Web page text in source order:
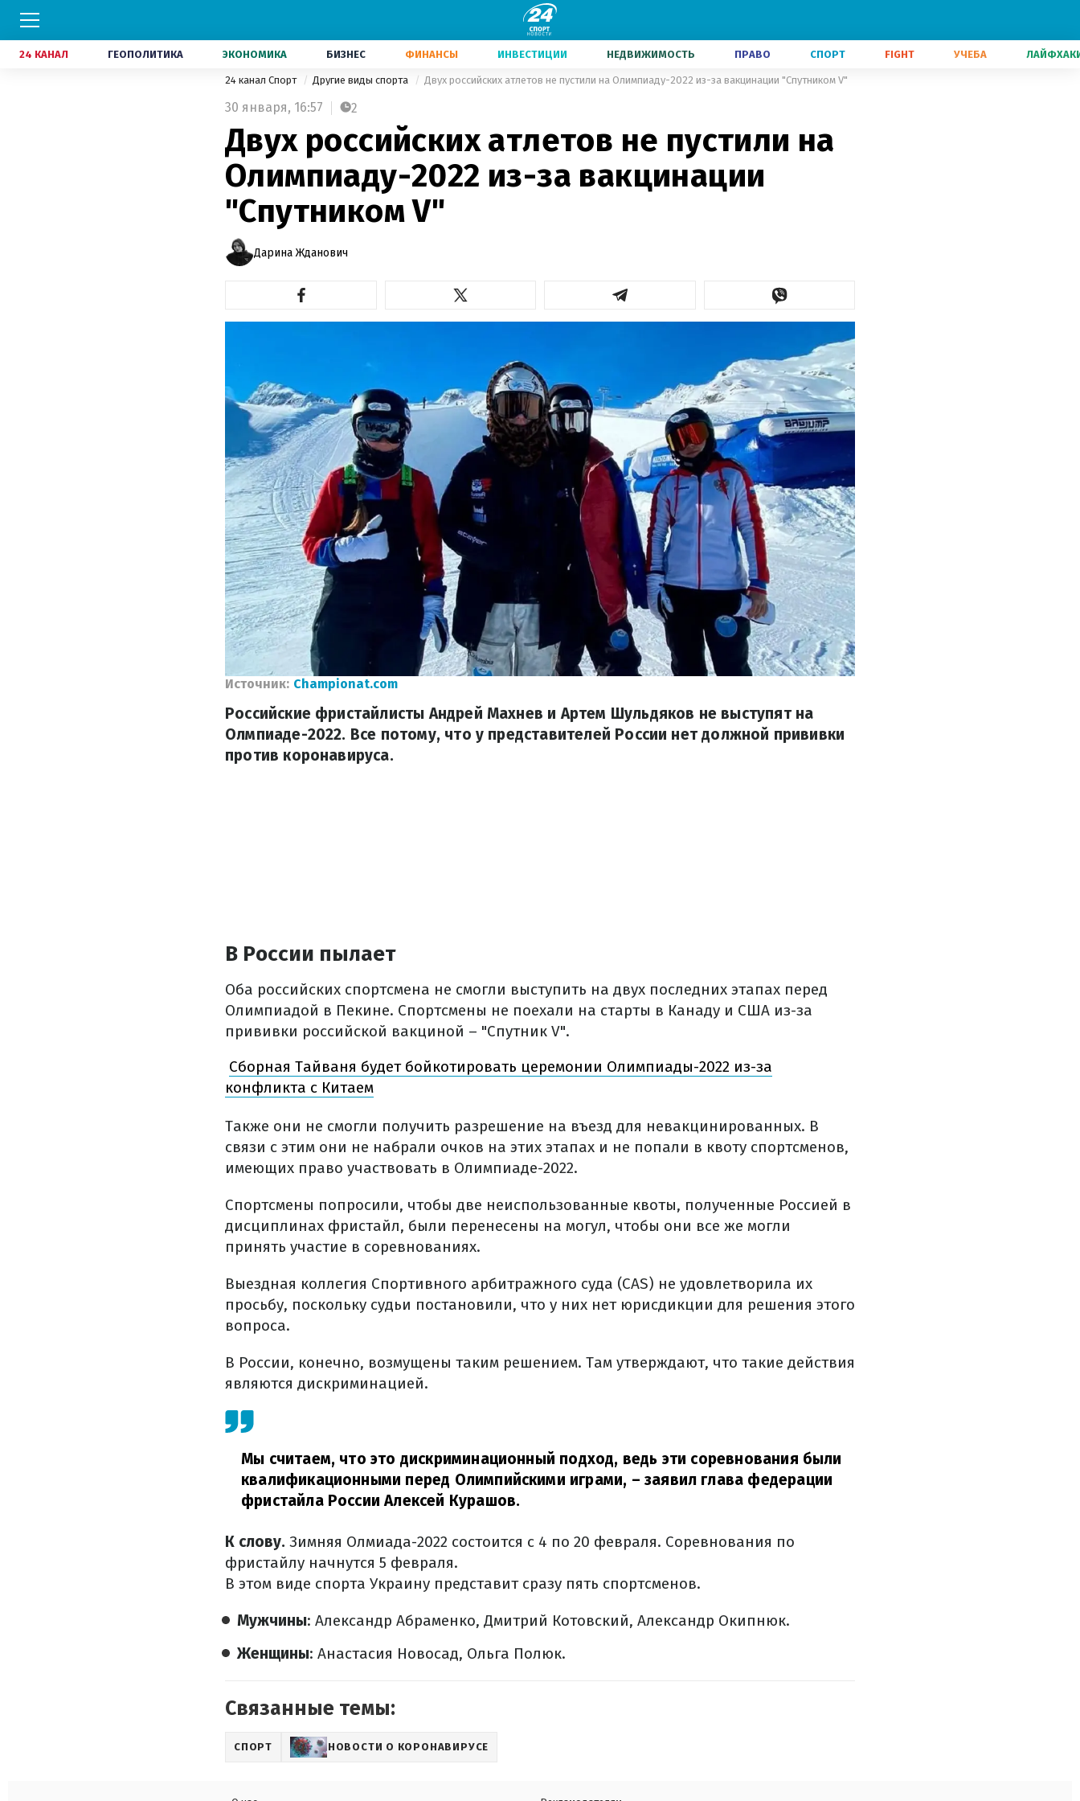
24 КАНАЛ ГЕОПОЛИТИКА ЭКОНОМИКА БИЗНЕС ФИНАНСЫ ИНВЕСТИЦИИ НЕДВИЖИМОСТЬ ПРАВО СПОРТ FIGHT УЧЕБА
24 канал Спорт Другие виды спорта Двух российских атлетов не пустили на Олимпиаду-2022 из-за вакцинации "Спутником V"
30 января, 16:57 2
Двух российских атлетов не пустили на
Олимпиаду-2022 из-за вакцинации
"Спутником V"
Дарина Жданович
Источник: Championat.com
Российские фристайлисты Андрей Махнев и Артем Шульдяков не выступят на
Олмпиаде-2022. Все потому, что у представителей России нет должной прививки
против коронавируса.
В России пылает
Оба российских спортсмена не смогли выступить на двух последних этапах перед
Олимпиадой в Пекине. Спортсмены не поехали на старты в Канаду и США из-за
прививки российской вакциной – "Спутник V".
Сборная Тайваня будет бойкотировать церемонии Олимпиады-2022 из-за
конфликта с Китаем
Также они не смогли получить разрешение на въезд для невакцинированных. В
связи с этим они не набрали очков на этих этапах и не попали в квоту спортсменов,
имеющих право участвовать в Олимпиаде-2022.
Спортсмены попросили, чтобы две неиспользованные квоты, полученные Россией в
дисциплинах фристайл, были перенесены на могул, чтобы они все же могли
принять участие в соревнованиях.
Выездная коллегия Спортивного арбитражного суда (CAS) не удовлетворила их
просьбу, поскольку судьи постановили, что у них нет юрисдикции для решения этого
вопроса.
В России, конечно, возмущены таким решением. Там утверждают, что такие действия
являются дискриминацией.
Мы считаем, что это дискриминационный подход, ведь эти соревнования были
квалификационными перед Олимпийскими играми, – заявил глава федерации
фристайла России Алексей Курашов.
К слову. Зимняя Олмиада-2022 состоится с 4 по 20 февраля. Соревнования по
фристайлу начнутся 5 февраля.
В этом виде спорта Украину представит сразу пять спортсменов.
Мужчины: Александр Абраменко, Дмитрий Котовский, Александр Окипнюк.
Женщины: Анастасия Новосад, Ольга Полюк.
Связанные темы:
СПОРТ НОВОСТИ О КОРОНАВИРУСЕ